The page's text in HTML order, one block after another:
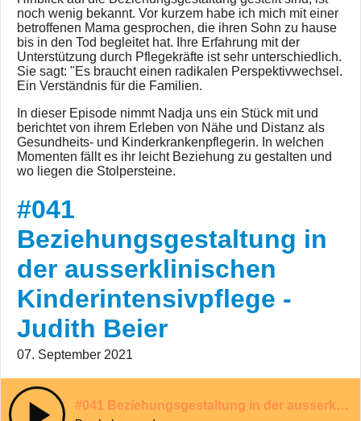
noch wenig bekannt. Vor kurzem habe ich mich mit einer
betroffenen Mama gesprochen, die ihren Sohn zu hause
bis in den Tod begleitet hat. Ihre Erfahrung mit der
Unterstützung durch Pflegekräfte ist sehr unterschiedlich.
Sie sagt: "Es braucht einen radikalen Perspektivwechsel.
Ein Verständnis für die Familien.
In dieser Episode nimmt Nadja uns ein Stück mit und
berichtet von ihrem Erleben von Nähe und Distanz als
Gesundheits- und Kinderkrankenpflegerin. In welchen
Momenten fällt es ihr leicht Beziehung zu gestalten und
wo liegen die Stolpersteine.
#041
Beziehungsgestaltung in
der ausserklinischen
Kinderintensivpflege -
Judith Beier
07. September 2021
#041 Beziehungsgestaltung in der ausserklinischen Kinderintensivpflege - Judith Beier